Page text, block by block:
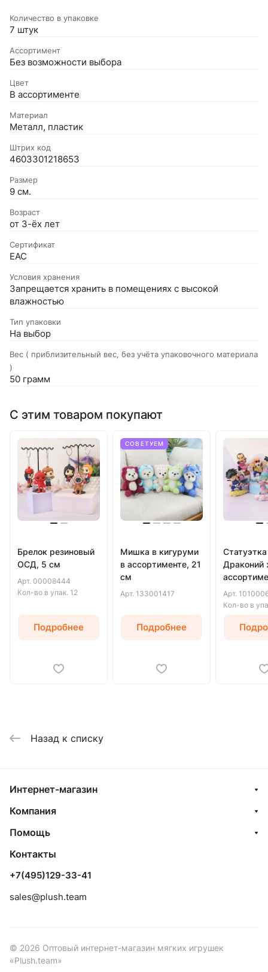
Количество в упаковке
7 штук
Ассортимент
Без возможности выбора
Цвет
В ассортименте
Материал
Металл, пластик
Штрих код
4603301218653
Размер
9 см.
Возраст
от 3-ёх лет
Сертификат
EAC
Условия хранения
Запрещается хранить в помещениях с высокой
влажностью
Тип упаковки
На выбор
Вес ( приблизительный вес, без учёта упаковочного материала
)
50 грамм
С этим товаром покупают
Брелок резиновый
ОСД, 5 см
Арт. 00008444
Кол-во в упак. 12
Подробнее
СОВЕТУЕМ
Мишка в кигуруми
в ассортименте, 21
см
Арт. 133001417
Подробнее
Статуэтка
Драконий
(набор
Арт.
Кол-во в
Назад к списку
Интернет-магазин
Компания
Помощь
Контакты
+7(495)129-33-41
sales@plush.team
© 2026 Оптовый интернет-магазин мягких игрушек
«Plush.team»